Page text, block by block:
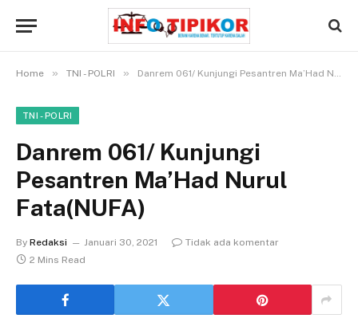
Home » TNI - POLRI » Danrem 061/ Kunjungi Pesantren Ma’Had Nurul Fata(NUFA)
TNI - POLRI
Danrem 061/ Kunjungi
Pesantren Ma’Had Nurul
Fata(NUFA)
By Redaksi Januari 30, 2021
Tidak ada komentar
2 Mins Read